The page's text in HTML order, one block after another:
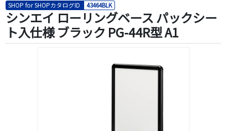
SHOP for SHOPカタログID 43464BLK
シンエイ ローリングベース パックシー
ト入仕様 ブラック PG-44R型 A1